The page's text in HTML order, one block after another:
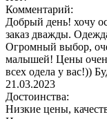
Комментарий:
Добрый день! хочу
заказ дважды.
Огромный выбор,
малышей! Цены
всех одела у вас!))
21.03.2023
Достоинства:
Низкие цены,